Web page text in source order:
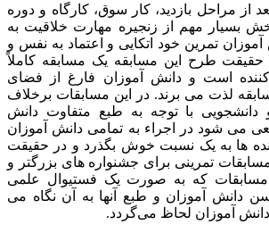
از مراحل بازدید، کار سوق، کارگاه و دوره
بسیار مهم از زنجیره مهارت خلاقیت به
تمرین خود اتکایی و اعتماد به نفس و
حقیقت طرح این مسابقه یک مسابقه کاملاً
است و دانش آموزان فارغ از فضای
لذت می برند. در این مسابقات برخلاف
دانشجویی با توجه به طبع متفاوت دانش
می شود در اجراء به تمامی دانش آموزان
ها به یک نسبت خوش بگذرد و در حقیقت
تمرینی برای جشنواره های بزرگتر و
مسابقات که به صورت یک فستیوال علمی
دانش آموزان و طبع آنها به آن نگاه می
آموزان لحاظ می‌گردد.